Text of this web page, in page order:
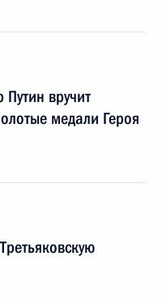
вручит
медали Героя